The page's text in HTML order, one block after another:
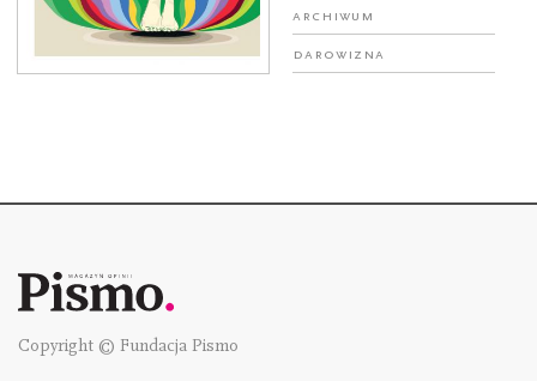
Archiwum
Darowizna
Copyright © Fundacja Pismo